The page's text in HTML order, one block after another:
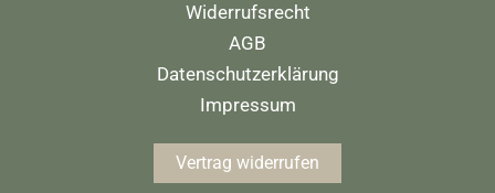
Widerrufsrecht
AGB
Datenschutzerklärung
Impressum
Vertrag widerrufen